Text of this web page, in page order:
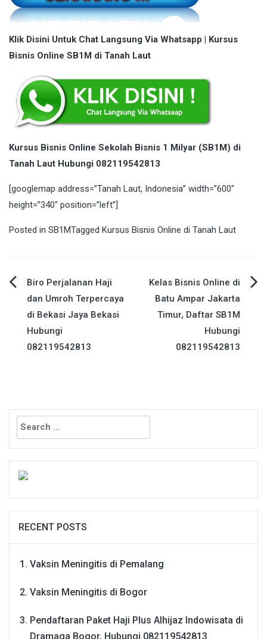
Klik Disini Untuk Chat Langsung Via Whatsapp | Kursus
Bisnis Online SB1M di Tanah Laut
Kursus Bisnis Online Sekolah Bisnis 1 Milyar (SB1M) di
Tanah Laut Hubungi 082119542813
[googlemap address=”Tanah Laut, Indonesia” width=”600″
height=”340″ position=”left”]
Posted in SB1MTagged Kursus Bisnis Online di Tanah Laut
Post
navigation
Biro Perjalanan Haji
dan Umroh Terpercaya
di Bekasi Jaya Bekasi
Hubungi
082119542813
Kelas Bisnis Online di
Batu Ampar Jakarta
Timur, Daftar SB1M
Hubungi
082119542813
Search
for:
RECENT POSTS
Vaksin Meningitis di Pemalang
Vaksin Meningitis di Bogor
Pendaftaran Paket Haji Plus Alhijaz Indowisata di
Dramaga Bogor, Hubungi 082119542813